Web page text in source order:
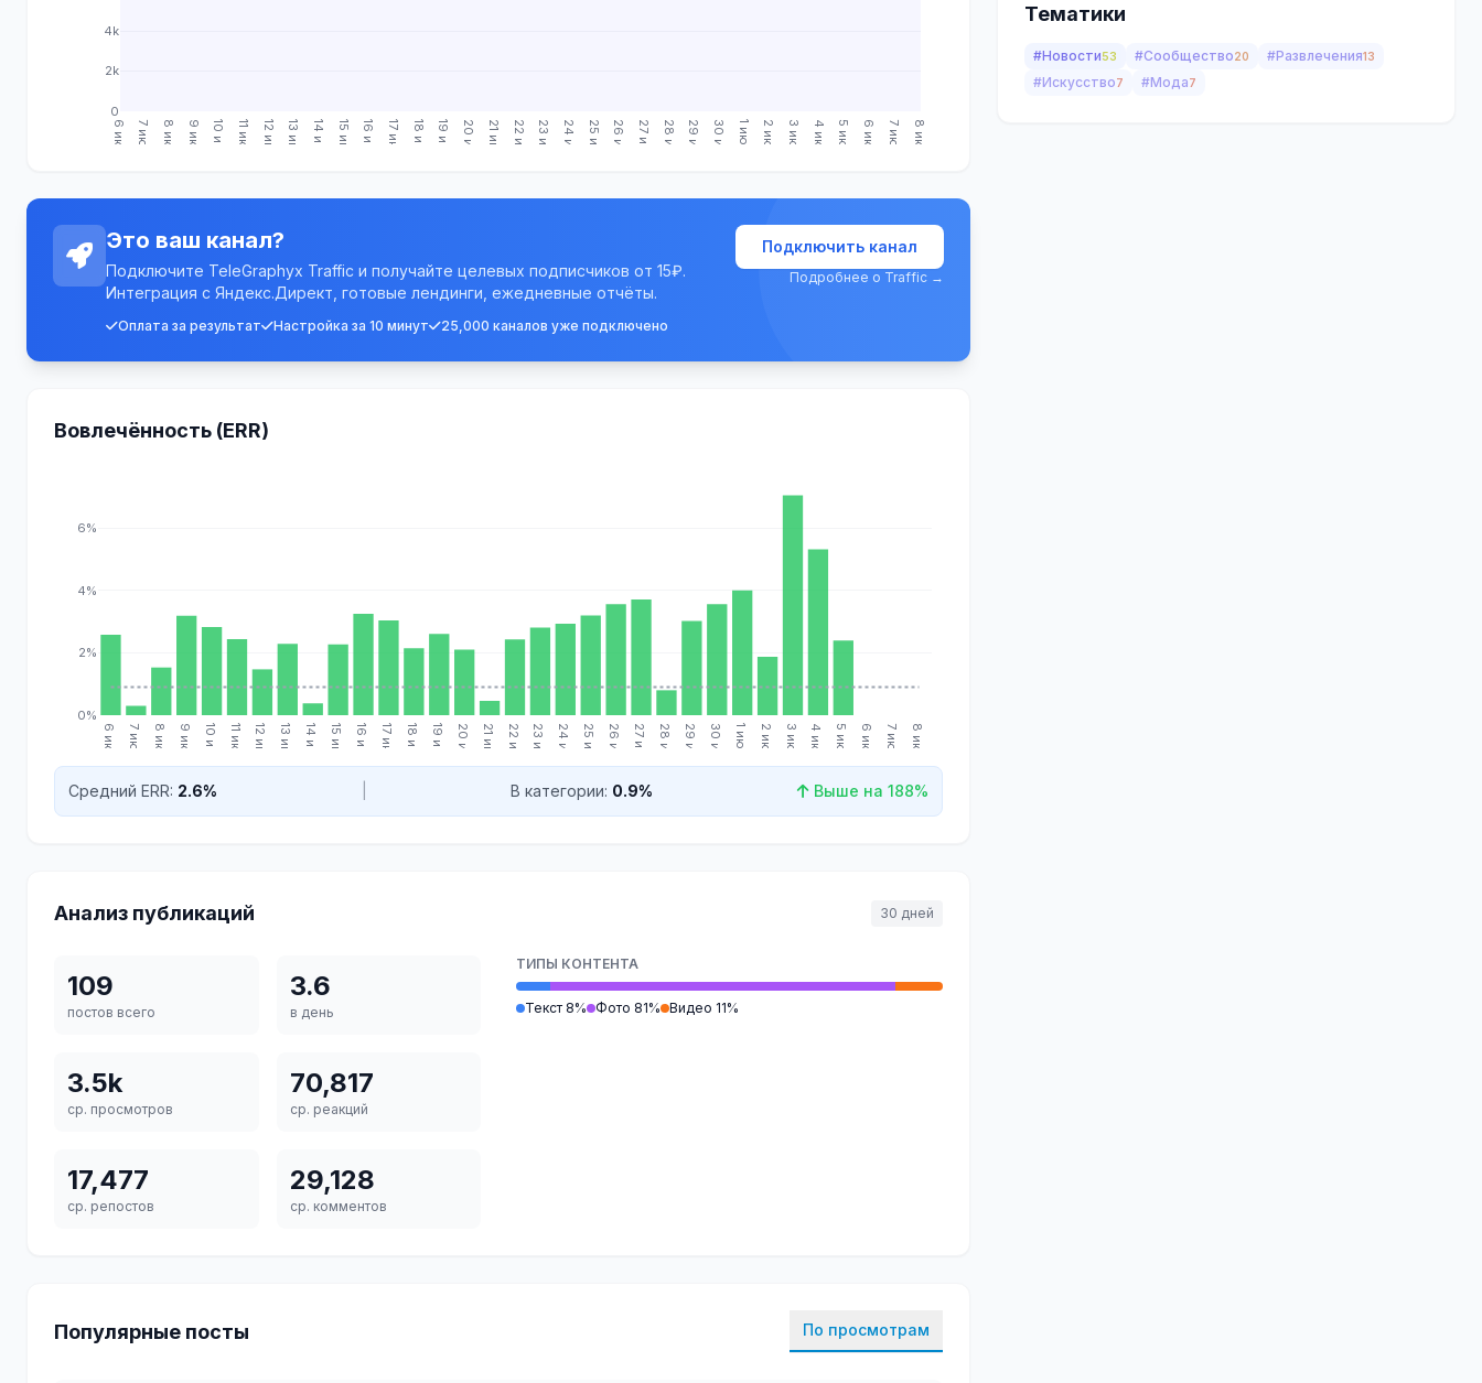
6 июн. 7 июн. 8 июн. 9 июн. 10 июн. 11 июн. 12 июн. 13 июн. 14 июн. 15 июн. 16 июн. 17 июн. 18 июн. 19 июн. 20 июн. 21 июн. 22 июн. 23 июн. 24 июн. 25 июн. 26 июн. 27 июн. 28 июн. 29 июн. 30 июн. 1 июл. 2 июл. 3 июл. 4 июл. 5 июл. 6 июл. 7 июл. 8 июл.
0
2k
4k
Это ваш канал?
Подключите TeleGraphyx Traffic и получайте целевых подписчиков от 15₽.
Интеграция с Яндекс.Директ, готовые лендинги, ежедневные отчёты.
Оплата за результат Настройка за 10 минут 25,000 каналов уже подключено
Подключить канал
Подробнее о Traffic →
Вовлечённость (ERR)
6 июн. 7 июн. 8 июн. 9 июн. 10 июн. 11 июн. 12 июн. 13 июн. 14 июн. 15 июн. 16 июн. 17 июн. 18 июн. 19 июн. 20 июн. 21 июн. 22 июн. 23 июн. 24 июн. 25 июн. 26 июн. 27 июн. 28 июн. 29 июн. 30 июн. 1 июл. 2 июл. 3 июл. 4 июл. 5 июл. 6 июл. 7 июл. 8 июл.
0%
2%
4%
6%
Средний ERR: 2.6% В категории: 0.9% Выше на 188%
Анализ публикаций 30 дней
109
постов всего
3.6
в день
3.5k
ср. просмотров
70,817
ср. реакций
17,477
ср. репостов
29,128
ср. комментов
ТИПЫ КОНТЕНТА
Текст 8% Фото 81% Видео 11%
Популярные посты По просмотрам
Тематики
#Новости53 #Сообщество20 #Развлечения13
#Искусство7 #Мода7